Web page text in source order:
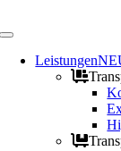
Toggle
NavigationLeistungen